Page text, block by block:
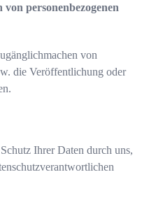
von personenbezogenen
von
die Veröffentlichung oder
Ihrer Daten durch uns,